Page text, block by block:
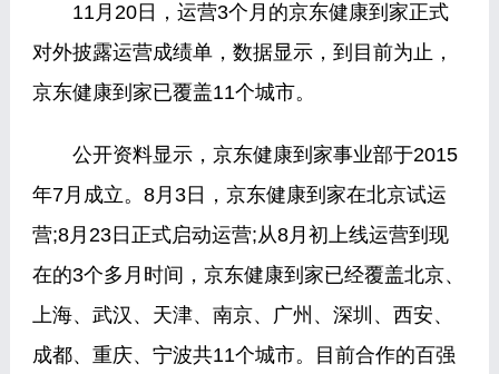
11月20日，运营3个月的京东健康到家正式
对外披露运营成绩单，数据显示，到目前为止，
京东健康到家已覆盖11个城市。
公开资料显示，京东健康到家事业部于2015
年7月成立。8月3日，京东健康到家在北京试运
营;8月23日正式启动运营;从8月初上线运营到现
在的3个多月时间，京东健康到家已经覆盖北京、
上海、武汉、天津、南京、广州、深圳、西安、
成都、重庆、宁波共11个城市。目前合作的百强